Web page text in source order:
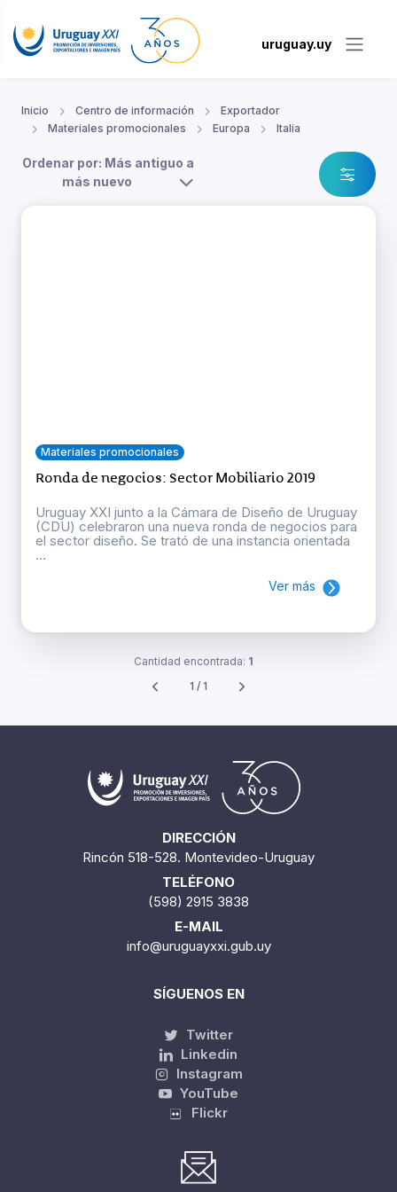
uruguay.uy
Inicio Centro de información
Exportador
Materiales promocionales
Europa Italia
Ordenar por: Más antiguo a
más nuevo
Materiales promocionales
Ronda de negocios: Sector Mobiliario 2019
Uruguay XXI junto a la Cámara de Diseño de Uruguay
(CDU) celebraron una nueva ronda de negocios para
el sector diseño. Se trató de una instancia orientada
...
Ver más
Cantidad encontrada: 1
1 / 1
DIRECCIÓN
Rincón 518-528. Montevideo-Uruguay
TELÉFONO
(598) 2915 3838
E-MAIL
info@uruguayxxi.gub.uy
SÍGUENOS EN
Twitter
Linkedin
Instagram
YouTube
Flickr